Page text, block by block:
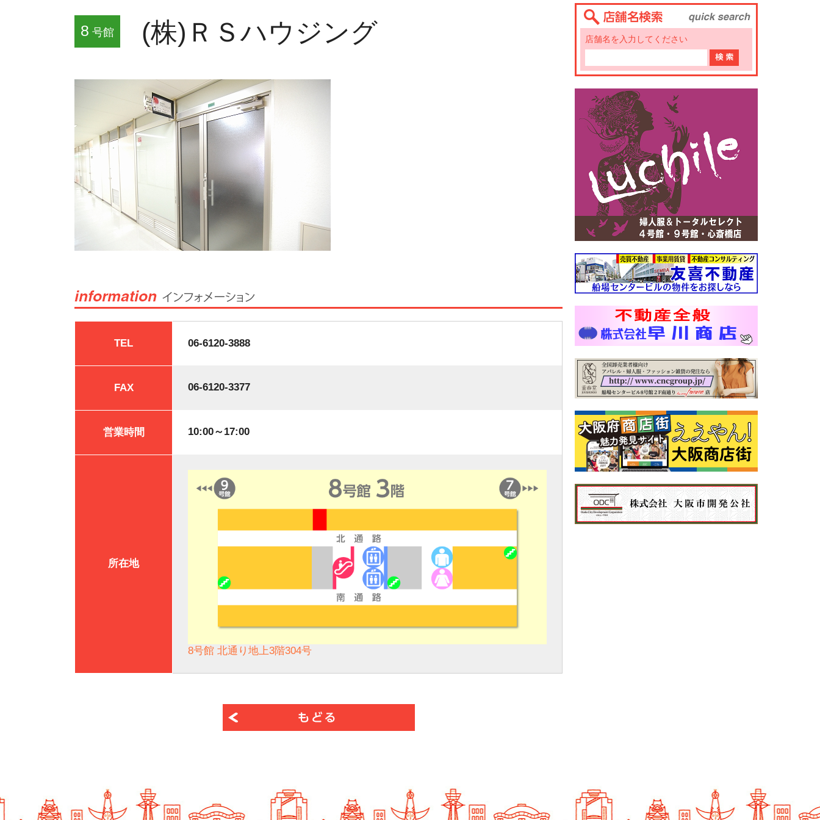
8 号館 (株)ＲＳハウジング
TEL 06-6120-3888
FAX 06-6120-3377
営業時間 10:00～17:00
所在地
8号館 北通り地上3階304号
店舗名を入力してください